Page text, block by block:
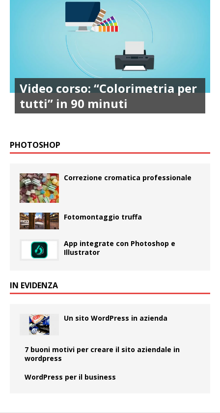
Video corso: “Colorimetria per
tutti” in 90 minuti
PHOTOSHOP
Correzione cromatica professionale
Fotomontaggio truffa
App integrate con Photoshop e
Illustrator
IN EVIDENZA
Un sito WordPress in azienda
7 buoni motivi per creare il sito aziendale in
wordpress
WordPress per il business